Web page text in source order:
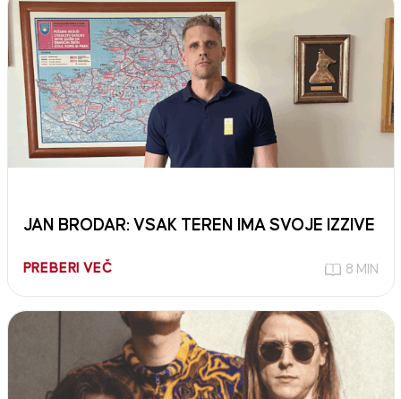
JAN BRODAR: VSAK TEREN IMA SVOJE IZZIVE
PREBERI VEČ 8 MIN